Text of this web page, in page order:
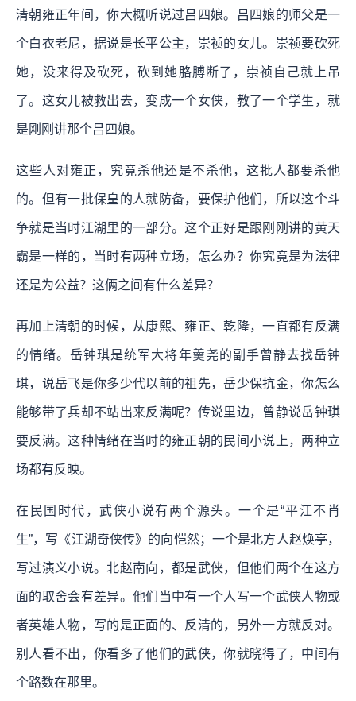
清朝雍正年间，你大概听说过吕四娘。吕四娘的师父是一
个白衣老尼，据说是长平公主，崇祯的女儿。崇祯要砍死
她，没来得及砍死，砍到她胳膊断了，崇祯自己就上吊
了。这女儿被救出去，变成一个女侠，教了一个学生，就
是刚刚讲那个吕四娘。
这些人对雍正，究竟杀他还是不杀他，这批人都要杀他
的。但有一批保皇的人就防备，要保护他们，所以这个斗
争就是当时江湖里的一部分。这个正好是跟刚刚讲的黄天
霸是一样的，当时有两种立场，怎么办？你究竟是为法律
还是为公益？这俩之间有什么差异？
再加上清朝的时候，从康熙、雍正、乾隆，一直都有反满
的情绪。岳钟琪是统军大将年羹尧的副手曾静去找岳钟
琪，说岳飞是你多少代以前的祖先，岳少保抗金，你怎么
能够带了兵却不站出来反满呢？传说里边，曾静说岳钟琪
要反满。这种情绪在当时的雍正朝的民间小说上，两种立
场都有反映。
在民国时代，武侠小说有两个源头。一个是“平江不肖
生”，写《江湖奇侠传》的向恺然；一个是北方人赵焕亭，
写过演义小说。北赵南向，都是武侠，但他们两个在这方
面的取舍会有差异。他们当中有一个人写一个武侠人物或
者英雄人物，写的是正面的、反清的，另外一方就反对。
别人看不出，你看多了他们的武侠，你就晓得了，中间有
个路数在那里。